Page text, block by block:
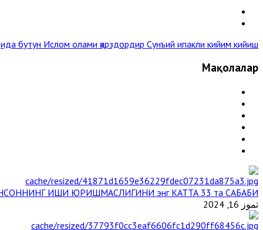
бутун Ислом олами қарздордир Сунъий ипакли кийим кийиш »
Мақолалар
ИШИ ЮРИШМАСЛИГИНИ энг КАТТА 33 та САБАБИ
تموز 16, 2024